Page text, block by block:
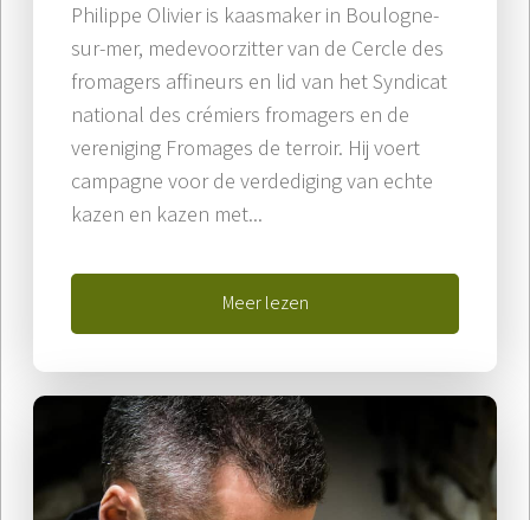
Philippe Olivier is kaasmaker in Boulogne-
sur-mer, medevoorzitter van de Cercle des
fromagers affineurs en lid van het Syndicat
national des crémiers fromagers en de
vereniging Fromages de terroir. Hij voert
campagne voor de verdediging van echte
kazen en kazen met...
Meer lezen